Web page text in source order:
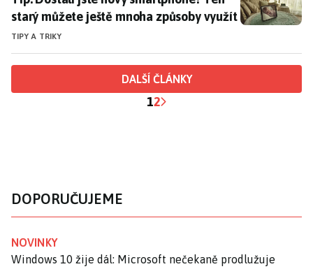
starý můžete ještě mnoha způsoby využít
TIPY A TRIKY
DALŠÍ ČLÁNKY
12
DOPORUČUJEME
NOVINKY
Windows 10 žije dál: Microsoft nečekaně prodlužuje